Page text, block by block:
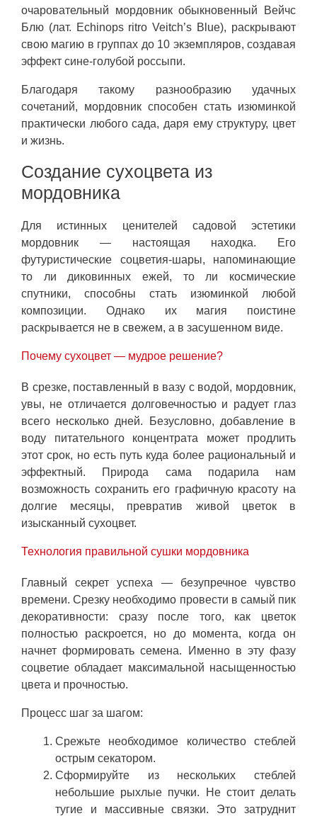
очаровательный мордовник обыкновенный Вейчс
Блю (лат. Echinops ritro Veitch’s Blue), раскрывают
свою магию в группах до 10 экземпляров, создавая
эффект сине-голубой россыпи.
Благодаря такому разнообразию удачных
сочетаний, мордовник способен стать изюминкой
практически любого сада, даря ему структуру, цвет
и жизнь.
Создание сухоцвета из
мордовника
Для истинных ценителей садовой эстетики
мордовник — настоящая находка. Его
футуристические соцветия-шары, напоминающие
то ли диковинных ежей, то ли космические
спутники, способны стать изюминкой любой
композиции. Однако их магия поистине
раскрывается не в свежем, а в засушенном виде.
Почему сухоцвет — мудрое решение?
В срезке, поставленный в вазу с водой, мордовник,
увы, не отличается долговечностью и радует глаз
всего несколько дней. Безусловно, добавление в
воду питательного концентрата может продлить
этот срок, но есть путь куда более рациональный и
эффектный. Природа сама подарила нам
возможность сохранить его графичную красоту на
долгие месяцы, превратив живой цветок в
изысканный сухоцвет.
Технология правильной сушки мордовника
Главный секрет успеха — безупречное чувство
времени. Срезку необходимо провести в самый пик
декоративности: сразу после того, как цветок
полностью раскроется, но до момента, когда он
начнет формировать семена. Именно в эту фазу
соцветие обладает максимальной насыщенностью
цвета и прочностью.
Процесс шаг за шагом:
Срежьте необходимое количество стеблей
острым секатором.
Сформируйте из нескольких стеблей
небольшие рыхлые пучки. Не стоит делать
тугие и массивные связки. Это затруднит